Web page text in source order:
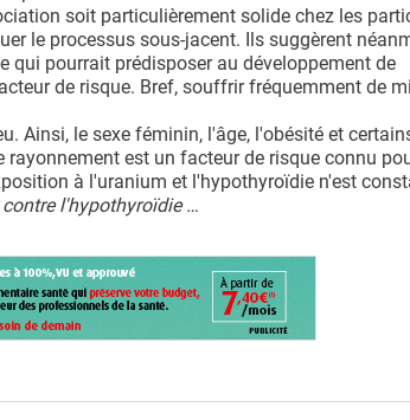
soit particulièrement solide chez les
le processus sous-jacent. Ils suggèrent
qui pourrait prédisposer au développement de
de risque. Bref, souffrir fréquemment de
Ainsi, le sexe féminin, l'âge, l'obésité et
est un facteur de risque connu
à l'uranium et l'hypothyroïdie n'est
l'hypothyroïdie …